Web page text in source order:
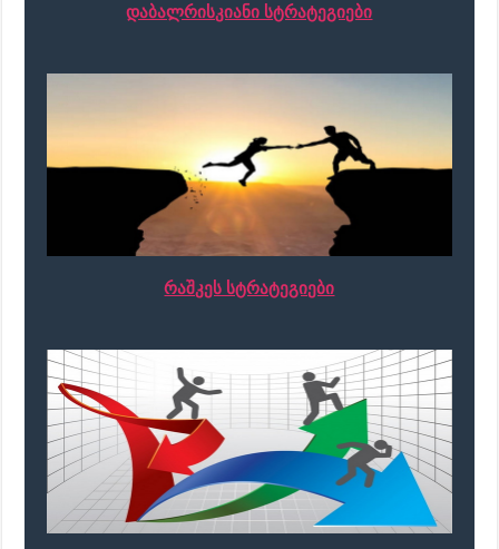
დაბალრისკიანი სტრატეგიები
რაშკეს სტრატეგიები